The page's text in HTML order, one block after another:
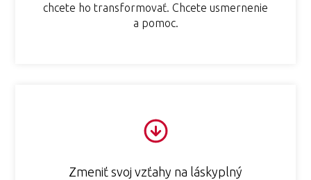
chcete ho transformovať. Chcete usmernenie
a pomoc.
Zmeniť svoj vzťahy na láskyplný